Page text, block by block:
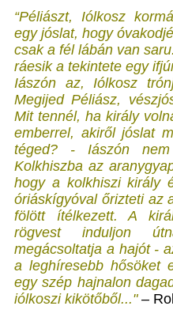
“Péliászt, Iólkosz
egy jóslat, hogy
csak a fél lábán van
ráesik a tekintete egy
Iászón az, Iólkosz
Megijed Péliász,
Mit tennél, ha király
emberrel, akiről jóslat
téged? - Iászón
Kolkhiszba az
hogy a kolkhiszi király
óriáskígyóval őrizteti az
fölött ítélkezett. A
rögvest induljon
megácsoltatja a hajót -
a leghíresebb hősöket
egy szép hajnalon
iólkoszi kikötőből..."–